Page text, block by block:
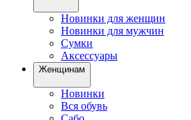
Новинки для женщин
Новинки для мужчин
Сумки
Аксессуары
Женщинам
Новинки
Вся обувь